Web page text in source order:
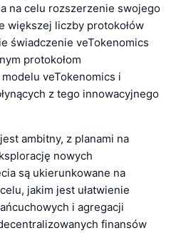
na celu rozszerzenie swojego
większej liczby protokołów
świadczenie veTokenomics
protokołom
veTokenomics i
z tego innowacyjnego
ambitny, z planami na
nowych
są ukierunkowane na
jakim jest ułatwienie
i agregacji
finansów